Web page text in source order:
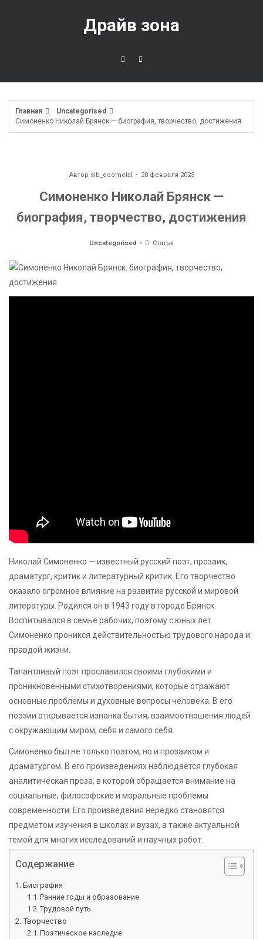
Драйв зона
Главная
Uncategorised
Симоненко Николай Брянск — биография, творчество, достижения
Автор sib_ecometal 20 февраля 2023
Симоненко Николай Брянск —
биография, творчество, достижения
Uncategorised Статья
Николай Симоненко — известный русский поэт, прозаик,
драматург, критик и литературный критик. Его творчество
оказало огромное влияние на развитие русской и мировой
литературы. Родился он в 1943 году в городе Брянск.
Воспитывался в семье рабочих, поэтому с юных лет
Симоненко проникся действительностью трудового народа и
правдой жизни.
Талантливый поэт прославился своими глубокими и
проникновенными стихотворениями, которые отражают
основные проблемы и духовные вопросы человека. В его
поэзии открывается изнанка бытия, взаимоотношения людей
с окружающим миром, себя и самого себя.
Симоненко был не только поэтом, но и прозаиком и
драматургом. В его произведениях наблюдается глубокая
аналитическая проза, в которой обращается внимание на
социальные, философские и моральные проблемы
современности. Его произведения нередко становятся
предметом изучения в школах и вузах, а также актуальной
темой для многих исследований и научных работ.
Содержание
Биография
Ранние годы и образование
Трудовой путь
Творчество
Поэтическое наследие